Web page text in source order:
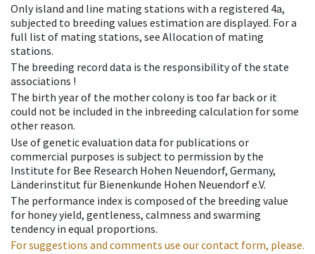
Only island and line mating stations with a registered 4a,
subjected to breeding values estimation are displayed. For a
full list of mating stations, see Allocation of mating
stations.
The breeding record data is the responsibility of the state
associations !
The birth year of the mother colony is too far back or it
could not be included in the inbreeding calculation for some
other reason.
Use of genetic evaluation data for publications or
commercial purposes is subject to permission by the
Institute for Bee Research Hohen Neuendorf, Germany,
Länderinstitut für Bienenkunde Hohen Neuendorf e.V.
The performance index is composed of the breeding value
for honey yield, gentleness, calmness and swarming
tendency in equal proportions.
For suggestions and comments use our contact form, please.